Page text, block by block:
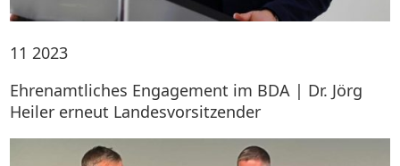
11 2023
Ehrenamtliches Engagement im BDA | Dr. Jörg
Heiler erneut Landesvorsitzender